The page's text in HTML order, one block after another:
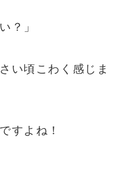
？」
い頃こわく感じま
すよね！